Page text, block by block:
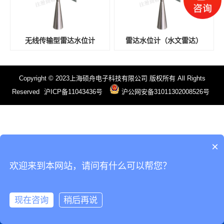
无线传输型雷达水位计 雷达水位计（水文雷达）
Copyright © 2023上海硕舟电子科技有限公司 版权所有 All Rights
Reserved
沪ICP备11043436号 沪公网安备31011302008526号
×
欢迎来到本网站，请问有什么可以帮您？
现在咨询 稍后再说